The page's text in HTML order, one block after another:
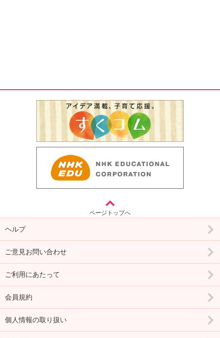
ページトップへ
ヘルプ
ご意見お問い合わせ
ご利用にあたって
会員規約
個人情報の取り扱い